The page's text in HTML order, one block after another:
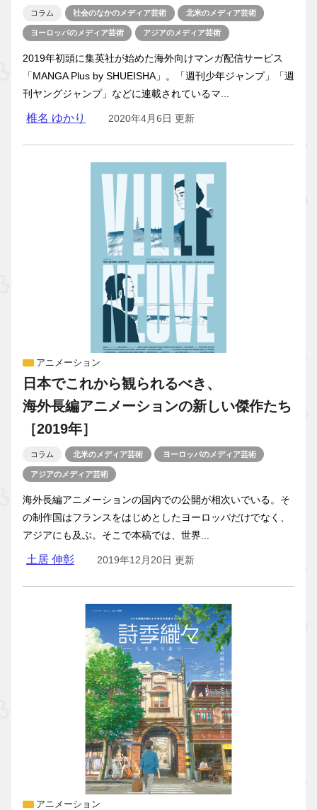
コラム 社会のなかのメディア芸術 北米のメディア芸術
ヨーロッパのメディア芸術 アジアのメディア芸術
2019年初頭に集英社が始めた海外向けマンガ配信サービス
「MANGA Plus by SHUEISHA」。「週刊少年ジャンプ」「週
刊ヤングジャンプ」などに連載されているマ...
椎名 ゆかり 2020年4月6日 更新
アニメーション
日本でこれから観られるべき、
海外長編アニメーションの新しい傑作たち
［2019年］
コラム 北米のメディア芸術 ヨーロッパのメディア芸術
アジアのメディア芸術
海外長編アニメーションの国内での公開が相次いでいる。そ
の制作国はフランスをはじめとしたヨーロッパだけでなく、
アジアにも及ぶ。そこで本稿では、世界...
土居 伸彰 2019年12月20日 更新
アニメーション